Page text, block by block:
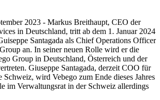
2023 - Markus Breithaupt, CEO der
in Deutschland, tritt ab dem 1. Januar 2024
Santagada als Chief Operations Officer
an. In seiner neuen Rolle wird er die
Group in Deutschland, Österreich und der
Giuseppe Santagada, derzeit COO für
Schweiz, wird Vebego zum Ende dieses Jahres
im Verwaltungsrat in der Schweiz allerdings